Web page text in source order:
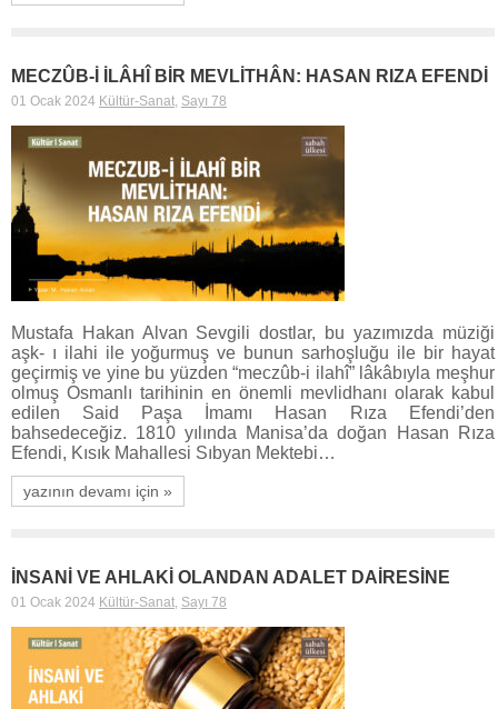
MECZÛB-İ İLÂHÎ BİR MEVLİTHÂN: HASAN RIZA EFENDİ
01 Ocak 2024 Kültür-Sanat, Sayı 78
Mustafa Hakan Alvan Sevgili dostlar, bu yazımızda müziği
aşk- ı ilahi ile yoğurmuş ve bunun sarhoşluğu ile bir hayat
geçirmiş ve yine bu yüzden “meczûb-i ilahî” lâkâbıyla meşhur
olmuş Osmanlı tarihinin en önemli mevlidhanı olarak kabul
edilen Said Paşa İmamı Hasan Rıza Efendi’den
bahsedeceğiz. 1810 yılında Manisa’da doğan Hasan Rıza
Efendi, Kısık Mahallesi Sıbyan Mektebi…
yazının devamı için »
İNSANİ VE AHLAKİ OLANDAN ADALET DAİRESİNE
01 Ocak 2024 Kültür-Sanat, Sayı 78